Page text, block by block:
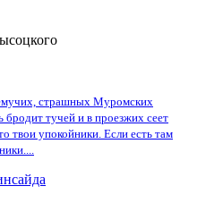
страшных Муромских
бродит тучей и в проезжих сеет
твои упокойники. Если есть там